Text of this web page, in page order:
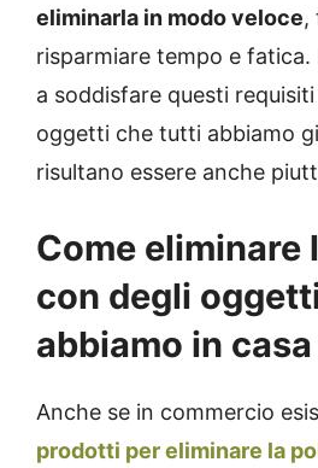
eliminarla in modo veloce,
risparmiare tempo e
a soddisfare questi
oggetti che tutti abbiamo
risultano essere anche
Come eliminare
con degli
abbiamo in casa
Anche se in commercio
prodotti per eliminare la